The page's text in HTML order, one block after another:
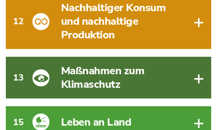
12
Nachhaltiger Konsum
und nachhaltige
Produktion
13
Maßnahmen zum
Klimaschutz
15 Leben an Land